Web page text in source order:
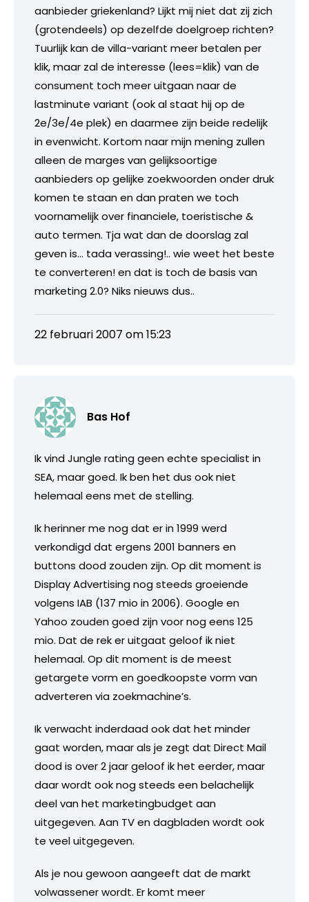
aanbieder griekenland? Lijkt mij niet dat zij zich
(grotendeels) op dezelfde doelgroep richten?
Tuurlijk kan de villa-variant meer betalen per
klik, maar zal de interesse (lees=klik) van de
consument toch meer uitgaan naar de
lastminute variant (ook al staat hij op de
2e/3e/4e plek) en daarmee zijn beide redelijk
in evenwicht. Kortom naar mijn mening zullen
alleen de marges van gelijksoortige
aanbieders op gelijke zoekwoorden onder druk
komen te staan en dan praten we toch
voornamelijk over financiele, toeristische &
auto termen. Tja wat dan de doorslag zal
geven is… tada verassing!.. wie weet het beste
te converteren! en dat is toch de basis van
marketing 2.0? Niks nieuws dus..
22 februari 2007 om 15:23
Bas Hof
Ik vind Jungle rating geen echte specialist in
SEA, maar goed. Ik ben het dus ook niet
helemaal eens met de stelling.
Ik herinner me nog dat er in 1999 werd
verkondigd dat ergens 2001 banners en
buttons dood zouden zijn. Op dit moment is
Display Advertising nog steeds groeiende
volgens IAB (137 mio in 2006). Google en
Yahoo zouden goed zijn voor nog eens 125
mio. Dat de rek er uitgaat geloof ik niet
helemaal. Op dit moment is de meest
getargete vorm en goedkoopste vorm van
adverteren via zoekmachine’s.
Ik verwacht inderdaad ook dat het minder
gaat worden, maar als je zegt dat Direct Mail
dood is over 2 jaar geloof ik het eerder, maar
daar wordt ook nog steeds een belachelijk
deel van het marketingbudget aan
uitgegeven. Aan TV en dagbladen wordt ook
te veel uitgegeven.
Als je nou gewoon aangeeft dat de markt
volwassener wordt. Er komt meer